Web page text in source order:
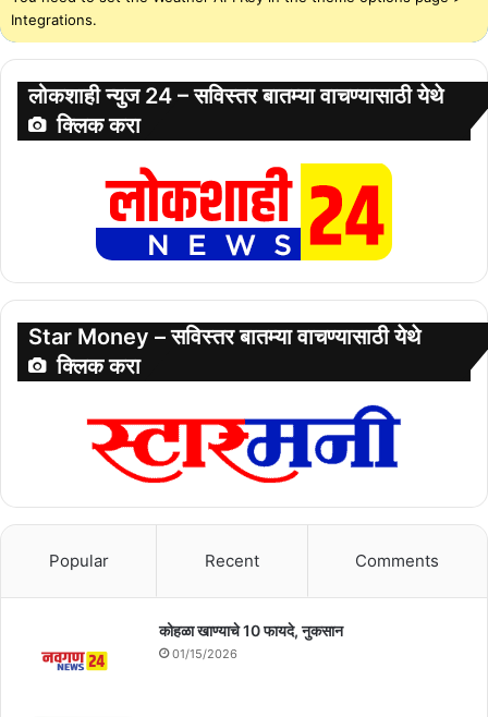
Integrations.
लोकशाही न्युज 24 – सविस्तर बातम्या वाचण्यासाठी येथे
क्लिक करा
Star Money – सविस्तर बातम्या वाचण्यासाठी येथे
क्लिक करा
Popular Recent Comments
कोहळा खाण्याचे 10 फायदे, नुकसान
01/15/2026